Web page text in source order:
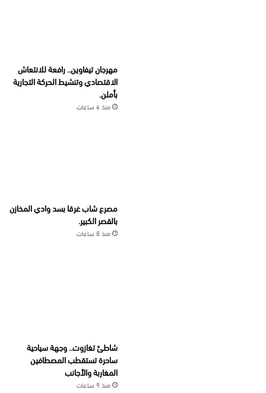
مهرجان تيفاوين.. رافعة للانتعاش
الاقتصادي وتنشيط الحركة التجارية
بأملن.
منذ 6 ساعات
مصرع شاب غرقا بسد وادي المخازن
بالقصر الكبير.
منذ 8 ساعات
شاطئ تغازوت.. وجهة سياحية
ساحرة تستقطب المصطافين
المغاربة والأجانب
منذ 9 ساعات